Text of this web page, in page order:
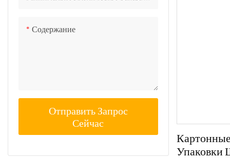
Содержание
Отправить Запрос
Сейчас
Упаковки